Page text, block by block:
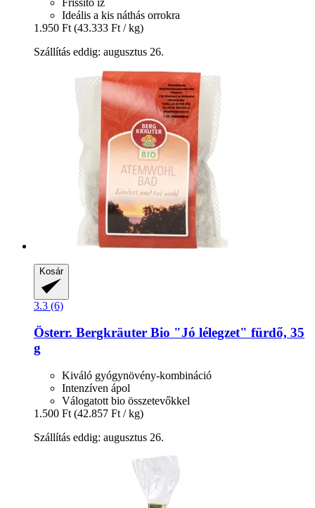
Frissítő íz
Ideális a kis náthás orrokra
1.950 Ft (43.333 Ft / kg)
Szállítás eddig: augusztus 26.
Kosár
3.3 (6)
Österr. Bergkräuter Bio "Jó lélegzet" fürdő, 35
g
Kiváló gyógynövény-kombináció
Intenzíven ápol
Válogatott bio összetevőkkel
1.500 Ft (42.857 Ft / kg)
Szállítás eddig: augusztus 26.